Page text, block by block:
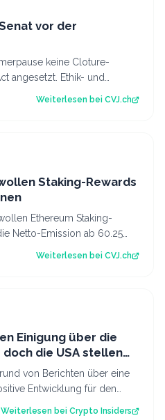
vor der
keine Cloture-
angesetzt. Ethik- und
ungelöst. Der Art…
Weiterlesen bei CVJ.ch
Staking-Rewards
Ethereum Staking-
Netto-Emission ab 60.25
Weiterlesen bei CVJ.ch
Einigung über die
die USA stellen
von Berichten über eine
Entwicklung für den
Weiterlesen bei Crypto Insiders